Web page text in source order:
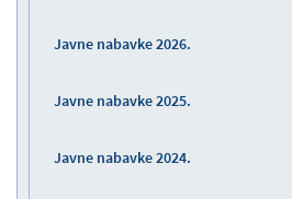
Javne nabavke 2026.
Javne nabavke 2025.
Javne nabavke 2024.